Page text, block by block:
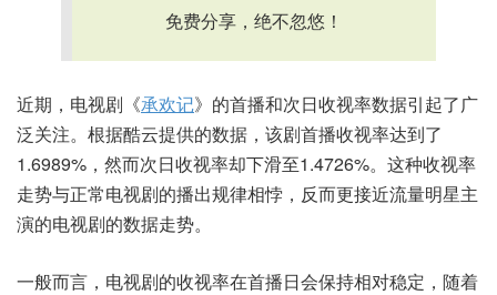
免费分享，绝不忽悠！
近期，电视剧《承欢记》的首播和次日收视率数据引起了广
泛关注。根据酷云提供的数据，该剧首播收视率达到了
1.6989%，然而次日收视率却下滑至1.4726%。这种收视率
走势与正常电视剧的播出规律相悖，反而更接近流量明星主
演的电视剧的数据走势。
一般而言，电视剧的收视率在首播日会保持相对稳定，随着